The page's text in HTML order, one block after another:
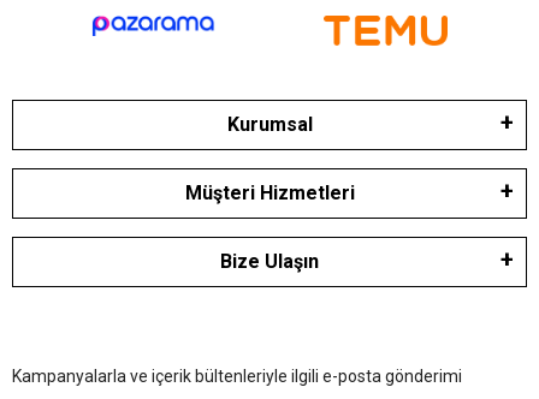
Kurumsal
Müşteri Hizmetleri
Bize Ulaşın
Kampanyalarla ve içerik bültenleriyle ilgili e-posta gönderimi